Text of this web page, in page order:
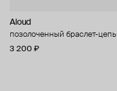
Aloud
позолоченный браслет-цепь
3 200 ₽